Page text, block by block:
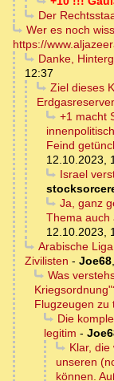
Der
Wer es noch
https://
Danke,
12:37
Ziel dieses
+1 macht
Feind
12.10.2023,
Israel
Ja, ganz
Thema auch
12.10.2023,
Arabische
Zivilisten - Joe68,
Was
Flugzeugen zu
Die
legitim -
Klar,
unseren
können.